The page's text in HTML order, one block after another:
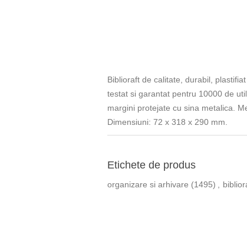
Biblioraft de calitate, durabil,
testat si garantat pentru 10000 de
margini protejate cu sina metalica.
Dimensiuni: 72 x 318 x 290 mm.
Etichete de produs
organizare si arhivare (1495) ,